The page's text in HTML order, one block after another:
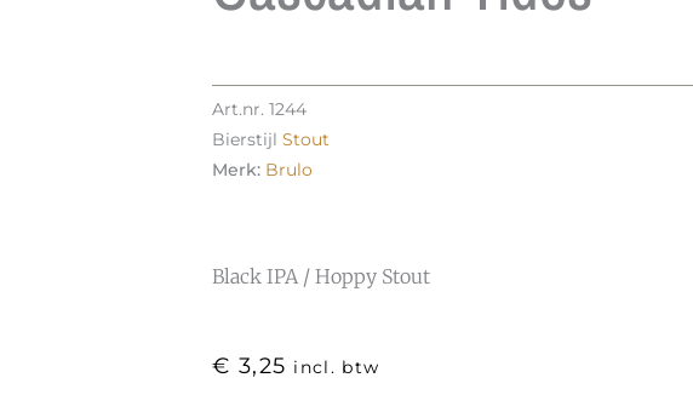
Art.nr.1244
Bierstijl Stout
Merk: Brulo
Black IPA / Hoppy Stout
€ 3,25 incl. btw